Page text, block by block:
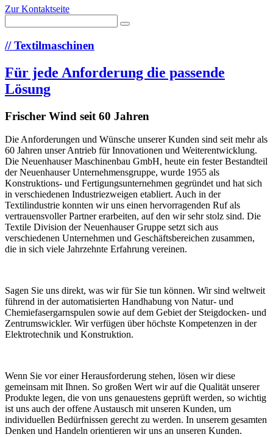
Zur Kontaktseite
//Textilmaschinen
Für jede Anforderung die passende
Lösung
Frischer Wind seit 60 Jahren
Die Anforderungen und Wünsche unserer Kunden sind seit mehr als
60 Jahren unser Antrieb für Innovationen und Weiterentwicklung.
Die Neuenhauser Maschinenbau GmbH, heute ein fester Bestandteil
der Neuenhauser Unternehmensgruppe, wurde 1955 als
Konstruktions- und Fertigungsunternehmen gegründet und hat sich
in verschiedenen Industriezweigen etabliert. Auch in der
Textilindustrie konnten wir uns einen hervorragenden Ruf als
vertrauensvoller Partner erarbeiten, auf den wir sehr stolz sind. Die
Textile Division der Neuenhauser Gruppe setzt sich aus
verschiedenen Unternehmen und Geschäftsbereichen zusammen,
die in sich viele Jahrzehnte Erfahrung vereinen.
Sagen Sie uns direkt, was wir für Sie tun können. Wir sind weltweit
führend in der automatisierten Handhabung von Natur- und
Chemiefasergarnspulen sowie auf dem Gebiet der Steigdocken- und
Zentrumswickler. Wir verfügen über höchste Kompetenzen in der
Elektrotechnik und Konstruktion.
Wenn Sie vor einer Herausforderung stehen, lösen wir diese
gemeinsam mit Ihnen. So großen Wert wir auf die Qualität unserer
Produkte legen, die von uns genauestens geprüft werden, so wichtig
ist uns auch der offene Austausch mit unseren Kunden, um
individuellen Bedürfnissen gerecht zu werden. In unserem gesamten
Denken und Handeln orientieren wir uns an unseren Kunden.